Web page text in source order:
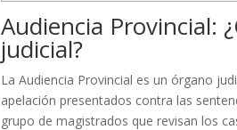
Audiencia Provincial:
judicial?
La Audiencia Provincial es un órgano
apelación presentados contra las
grupo de magistrados que revisan los